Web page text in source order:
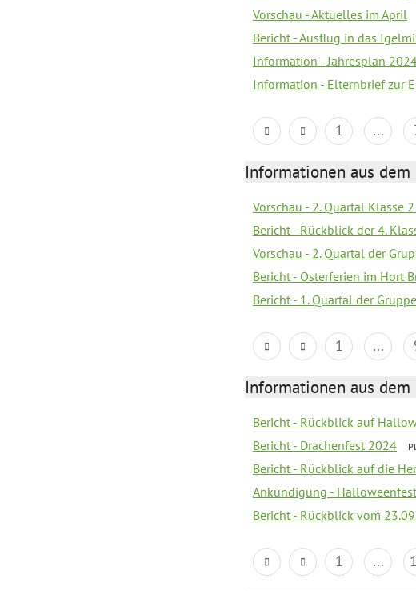
Vorschau - Aktuelles im April
Bericht - Ausflug in das
Information - Jahresplan
Information - Elternbrief zur
1 ...
Informationen aus dem
Vorschau - 2. Quartal Klasse
Bericht - Rückblick der 4.
Vorschau - 2. Quartal der
Bericht - Osterferien im Hort
Bericht - 1. Quartal der
1 ...
Informationen aus
Bericht - Rückblick auf
Bericht - Drachenfest 2024
Bericht - Rückblick auf die
Ankündigung -
Bericht - Rückblick vom
1 ...